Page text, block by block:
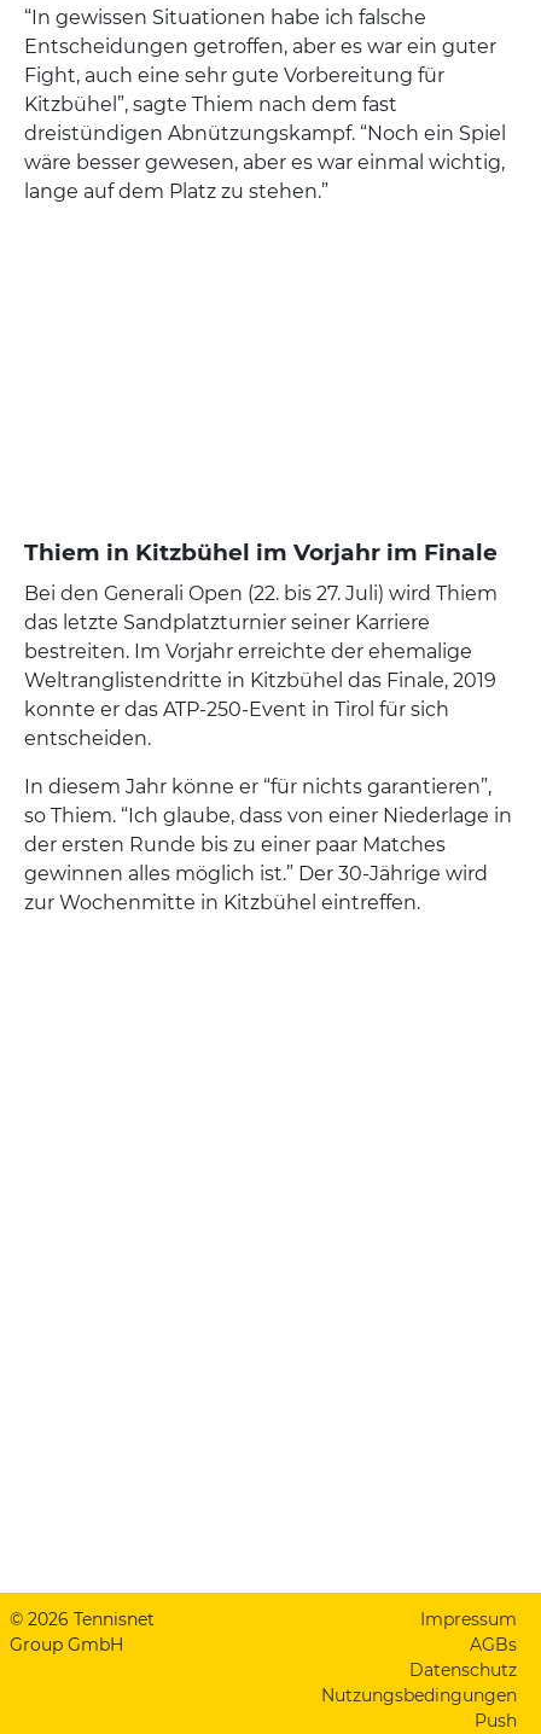
“In gewissen Situationen habe ich falsche
Entscheidungen getroffen, aber es war ein guter
Fight, auch eine sehr gute Vorbereitung für
Kitzbühel”, sagte Thiem nach dem fast
dreistündigen Abnützungskampf. “Noch ein Spiel
wäre besser gewesen, aber es war einmal wichtig,
lange auf dem Platz zu stehen.”
Thiem in Kitzbühel im Vorjahr im Finale
Bei den Generali Open (22. bis 27. Juli) wird Thiem
das letzte Sandplatzturnier seiner Karriere
bestreiten. Im Vorjahr erreichte der ehemalige
Weltranglistendritte in Kitzbühel das Finale, 2019
konnte er das ATP-250-Event in Tirol für sich
entscheiden.
In diesem Jahr könne er “für nichts garantieren”,
so Thiem. “Ich glaube, dass von einer Niederlage in
der ersten Runde bis zu einer paar Matches
gewinnen alles möglich ist.” Der 30-Jährige wird
zur Wochenmitte in Kitzbühel eintreffen.
© 2026 Tennisnet
Group GmbH
Impressum
AGBs
Datenschutz
Nutzungsbedingungen
Push